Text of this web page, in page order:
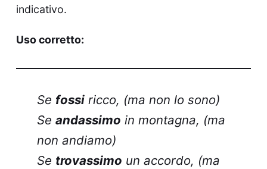
indicativo.
Uso corretto:
Se fossi ricco, (ma non lo sono)
Seandassimo in montagna, (ma
non andiamo)
Se trovassimo un accordo, (ma